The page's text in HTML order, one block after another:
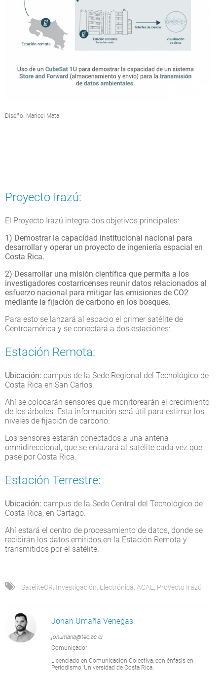
Diseño: Maricel Mata.
Proyecto Irazú:
El Proyecto Irazú integra dos objetivos principales:
1) Demostrar la capacidad institucional nacional para
desarrollar y operar un proyecto de ingeniería espacial en
Costa Rica.
2) Desarrollar una misión científica que permita a los
investigadores costarricenses reunir datos relacionados al
esfuerzo nacional para mitigar las emisiones de CO2
mediante la fijación de carbono en los bosques.
Para esto se lanzará al espacio el primer satélite de
Centroamérica y se conectará a dos estaciones:
Estación Remota:
Ubicación: campus de la Sede Regional del Tecnológico de
Costa Rica en San Carlos.
Ahí se colocarán sensores que monitorearán el crecimiento
de los árboles. Esta información será útil para estimar los
niveles de fijación de carbono.
Los sensores estarán conectados a una antena
omnidireccional, que se enlazará al satélite cada vez que
pase por Costa Rica.
Estación Terrestre:
Ubicación: campus de la Sede Central del Tecnológico de
Costa Rica, en Cartago.
Ahí estará el centro de procesamiento de datos, donde se
recibirán los datos emitidos en la Estación Remota y
transmitidos por el satélite.
SatéliteCR Investigación Electrónica ACAE Proyecto Irazú
Johan Umaña Venegas
johumana@tec.ac.cr
Comunicador
Licenciado en Comunicación Colectiva, con énfasis en
Periodismo, Universidad de Costa Rica.